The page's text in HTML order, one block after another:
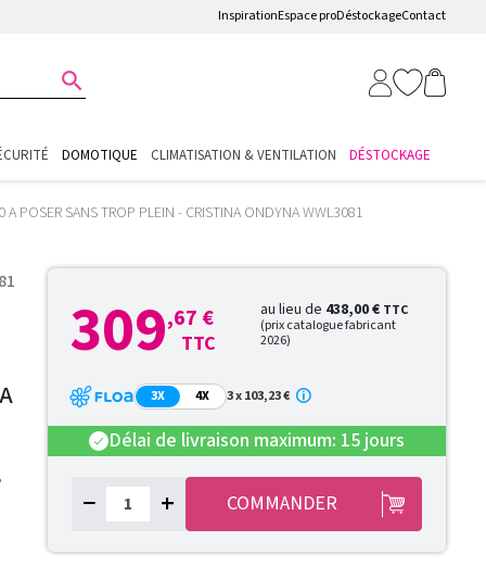
InspirationEspace proDéstockageContact

DOMOTIQUE CLIMATISATION & VENTILATION DÉSTOCKAGE
A POSER SANS TROP PLEIN - CRISTINA ONDYNA WWL3081
309,67 €
TTC
au lieu de 438,00 € TTC
(prix catalogue fabricant
2026)
3X 4X 3 x 103,23 €
check Délai de livraison maximum: 15 jours
− + COMMANDER